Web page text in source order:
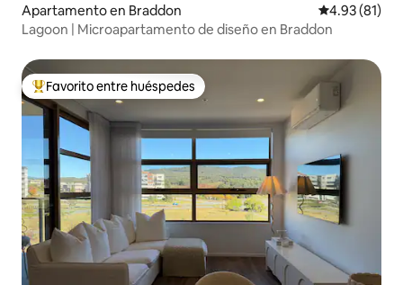
Apartamento en Braddon Calificación
4.93 (81)
Lagoon | Microapartamento de diseño en Braddon
Favorito entre huéspedes preferido
Favorito entre huéspedes